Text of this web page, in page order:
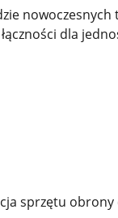
nowoczesnych
dla
sprzętu obrony